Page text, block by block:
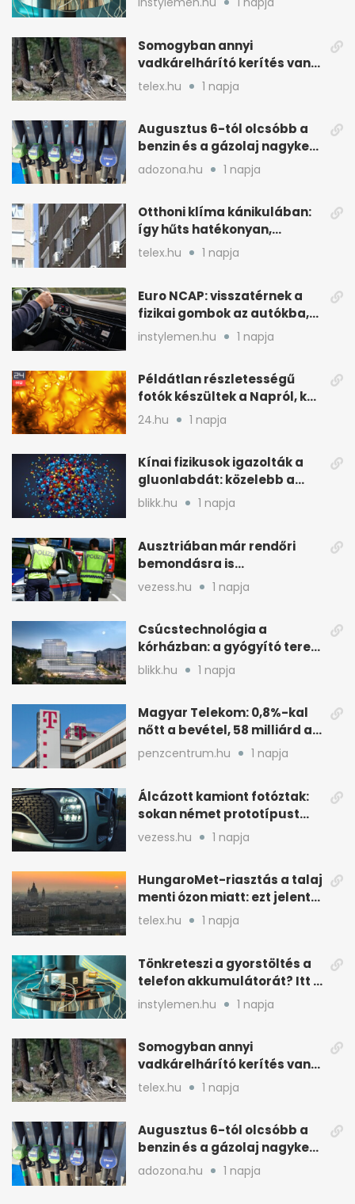
Somogyban annyi
vadkárelhárító kerítés van,
kétszer körbeérné az
telex.hu 1 napja
Augusztus 6-tól olcsóbb a
benzin és a gázolaj nagyker
ára
adozona.hu 1 napja
Otthoni klíma kánikulában:
így hűts hatékonyan,
kevesebb árammal
telex.hu 1 napja
Euro NCAP: visszatérnek a
fizikai gombok az autókba,
kevesebb nyomkodással
instylemen.hu 1 napja
Példátlan részletességű
fotók készültek a Napról, két
rejtély is tisztulhat
24.hu 1 napja
Kínai fizikusok igazolták a
gluonlabdát: közelebb a
standard modellhez
blikk.hu 1 napja
Ausztriában már rendőri
bemondásra is
büntethetnek
gyorshajtásért
vezess.hu 1 napja
Csúcstechnológia a
kórházban: a gyógyító terek
kulcsa az áramlás
blikk.hu 1 napja
Magyar Telekom: 0,8%-kal
nőtt a bevétel, 58 milliárd a
nyereség
penzcentrum.hu 1 napja
Álcázott kamiont fotóztak:
sokan német prototípust
sejtenek mögötte
vezess.hu 1 napja
HungaroMet-riasztás a talaj
menti ózon miatt: ezt jelenti
a gyakorlatban
telex.hu 1 napja
Tönkreteszi a gyorstöltés a
telefon akkumulátorát? Itt a
válasz
instylemen.hu 1 napja
Somogyban annyi
vadkárelhárító kerítés van,
kétszer körbeérné az
telex.hu 1 napja
Augusztus 6-tól olcsóbb a
benzin és a gázolaj nagyker
ára
adozona.hu 1 napja